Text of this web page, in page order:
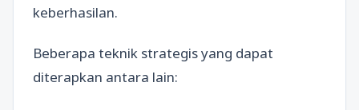
keberhasilan.
Beberapa teknik strategis yang dapat
diterapkan antara lain: